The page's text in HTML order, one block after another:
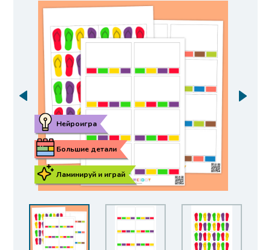
Ламинируй и играй
Большие детали
Нейроигра